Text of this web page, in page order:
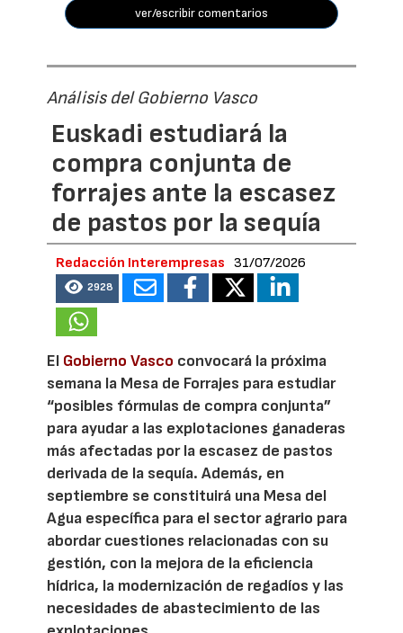
ver/escribir comentarios
Análisis del Gobierno Vasco
Euskadi estudiará la
compra conjunta de
forrajes ante la escasez
de pastos por la sequía
Redacción Interempresas 31/07/2026
2928
El Gobierno Vasco convocará la próxima
semana la Mesa de Forrajes para estudiar
“posibles fórmulas de compra conjunta”
para ayudar a las explotaciones ganaderas
más afectadas por la escasez de pastos
derivada de la sequía. Además, en
septiembre se constituirá una Mesa del
Agua específica para el sector agrario para
abordar cuestiones relacionadas con su
gestión, con la mejora de la eficiencia
hídrica, la modernización de regadíos y las
necesidades de abastecimiento de las